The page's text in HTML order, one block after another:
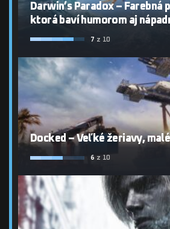
Darwin’s Paradox – Farebná
ktorá baví humorom aj
7 z 10
Docked – Veľké žeriavy,
6 z 10